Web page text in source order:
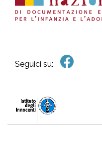
Seguici su: